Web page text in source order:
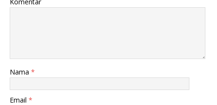
Nama *
Email *